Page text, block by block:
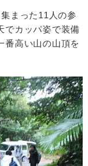
まった11人の参
でカッパ姿で装備
番高い山の山頂を